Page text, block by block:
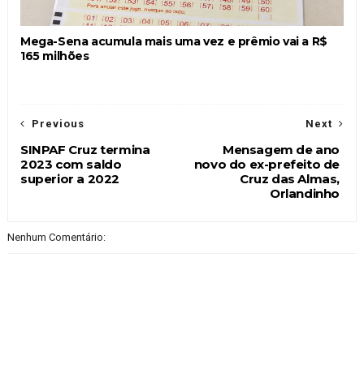
Mega-Sena acumula mais uma vez e prêmio vai a R$
165 milhões
Next
Mensagem de ano
novo do ex-prefeito de
Cruz das Almas,
Orlandinho
Previous
SINPAF Cruz termina
2023 com saldo
superior a 2022
Nenhum Comentário: